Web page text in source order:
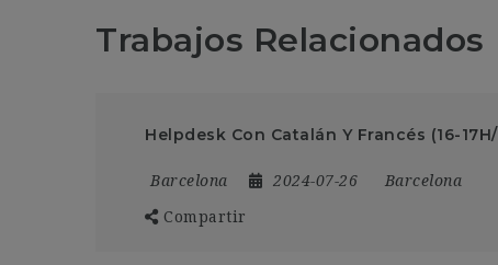
Trabajos Relacionados
Helpdesk Con Catalán Y Francés (16-
Barcelona 2024-07-26 Barcelona
Compartir